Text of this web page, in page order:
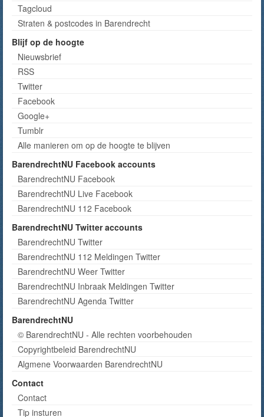
Tagcloud
Straten & postcodes in Barendrecht
Blijf op de hoogte
Nieuwsbrief
RSS
Twitter
Facebook
Google+
Tumblr
Alle manieren om op de hoogte te blijven
BarendrechtNU Facebook accounts
BarendrechtNU Facebook
BarendrechtNU Live Facebook
BarendrechtNU 112 Facebook
BarendrechtNU Twitter accounts
BarendrechtNU Twitter
BarendrechtNU 112 Meldingen Twitter
BarendrechtNU Weer Twitter
BarendrechtNU Inbraak Meldingen Twitter
BarendrechtNU Agenda Twitter
BarendrechtNU
© BarendrechtNU - Alle rechten voorbehouden
Copyrightbeleid BarendrechtNU
Algmene Voorwaarden BarendrechtNU
Contact
Contact
Tip insturen